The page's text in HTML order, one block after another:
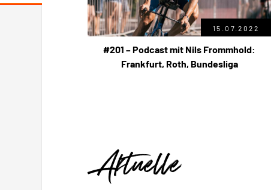
15.07.2022
#201 – Podcast mit Nils Frommhold:
Frankfurt, Roth, Bundesliga
Aktuelle